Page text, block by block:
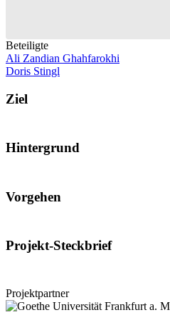
Beteiligte
Ali Zandian Ghahfarokhi
Doris Stingl
Ziel
Hintergrund
Vorgehen
Projekt-Steckbrief
Projektpartner